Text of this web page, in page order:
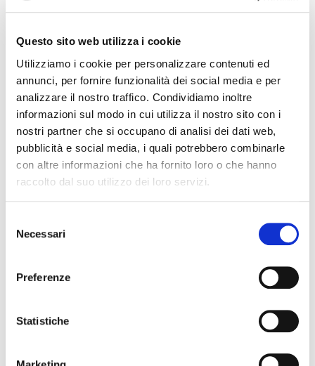
Questo sito web utilizza i cookie
Utilizziamo i cookie per personalizzare contenuti ed
annunci, per fornire funzionalità dei social media e per
analizzare il nostro traffico. Condividiamo inoltre
informazioni sul modo in cui utilizza il nostro sito con i
nostri partner che si occupano di analisi dei dati web,
pubblicità e social media, i quali potrebbero combinarle
con altre informazioni che ha fornito loro o che hanno
raccolto dal suo utilizzo dei loro servizi.
delNecessari
Preferenze
Statistiche
vitale del legame che Venezia, Pisa, Amalfi e Genova hanno
vita e moderna ricchezza. La Regata rappresenta un
momento in cui la forza, la competizione, divengono grandi
motori dell’orgoglio antico, che fa di questi uomini, di questi
vogatori, i rappresentanti di un mondo intero. È la propria
identità che simbolicamente viene rappresentata in questa
competizione ed ognuno degli equipaggi porta in dote la
propria storia e la propria tradizione.
APPROFONDISCI